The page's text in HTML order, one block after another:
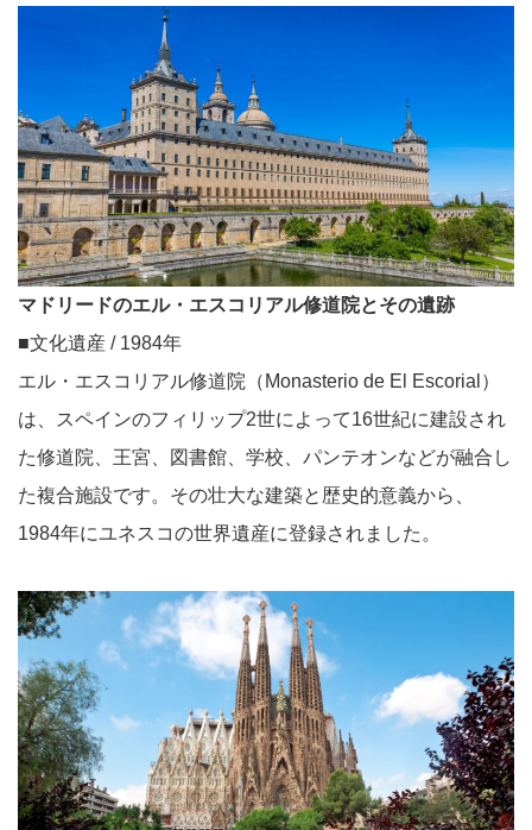
マドリードのエル・エスコリアル修道院とその遺跡
■文化遺産 / 1984年
エル・エスコリアル修道院（Monasterio de El Escorial）
は、スペインのフィリップ2世によって16世紀に建設され
た修道院、王宮、図書館、学校、パンテオンなどが融合し
た複合施設です。その壮大な建築と歴史的意義から、
1984年にユネスコの世界遺産に登録されました。